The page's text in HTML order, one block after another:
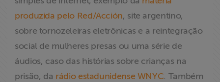
produzida pelo Red/Acción, site argentino,
sobre tornozeleiras eletrônicas e a reintegração
social de mulheres presas ou uma série de
áudios, caso das histórias sobre crianças na
prisão, da rádio estadunidense WNYC. Também